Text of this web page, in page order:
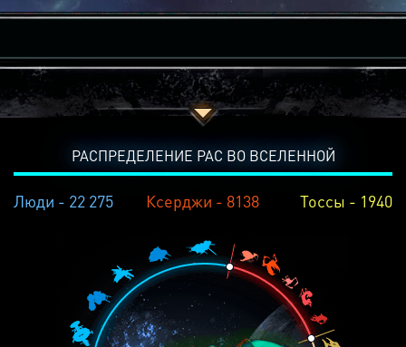
РАСПРЕДЕЛЕНИЕ РАС ВО ВСЕЛЕННОЙ
Люди - 22 275 Ксерджи - 8138 Тоссы - 1940